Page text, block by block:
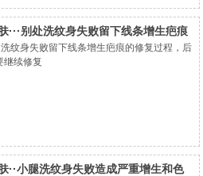
···别处洗纹身失败留下线条增生疤痕
过程
洗纹身失败留下线条增生疤痕的修复过程，后
继续修复
··小腿洗纹身失败造成严重增生和色